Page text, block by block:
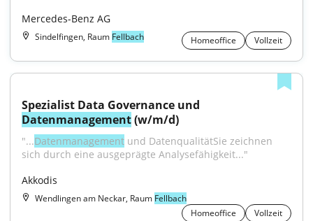
Mercedes-Benz AG
Sindelfingen, Raum Fellbach Homeoffice Vollzeit
Datenmanagement (w/m/d)
"...Datenmanagement und DatenqualitätSie zeichnen
sich durch eine ausgeprägte Analysefähigkeit..."
Akkodis
Wendlingen am Neckar, Raum Fellbach
Homeoffice
Vollzeit